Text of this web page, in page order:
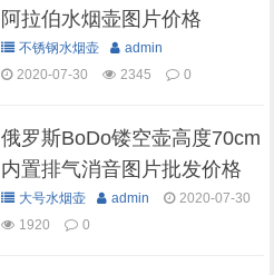
阿拉伯水烟壶图片价格
不锈钢水烟壶
admin
2020-07-30
2345 0
俄罗斯BoDo镂空壶高度70cm
内置排气消音图片批发价格
大号水烟壶 admin
2020-07-30
1920
0